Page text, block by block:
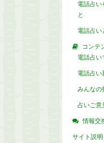
電話占い
と
電話占い
コンテ
電話占い
電話占い
みんなの
占いご意
情報交
サイト説明